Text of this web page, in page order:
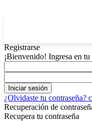
Registrarse
¡Bienvenido! Ingresa en tu
¿Olvidaste tu contraseña?
Recuperación de
Recupera tu contraseña